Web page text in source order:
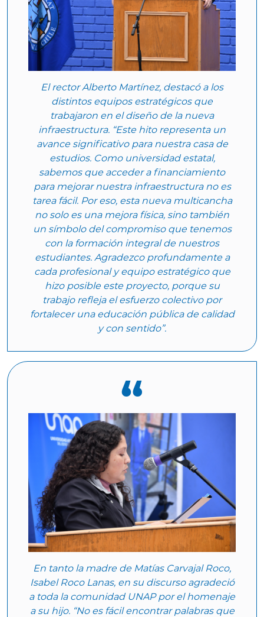
El rector Alberto Martínez, destacó a los
distintos equipos estratégicos que
trabajaron en el diseño de la nueva
infraestructura. “Este hito representa un
avance significativo para nuestra casa de
estudios. Como universidad estatal,
sabemos que acceder a financiamiento
para mejorar nuestra infraestructura no es
tarea fácil. Por eso, esta nueva multicancha
no solo es una mejora física, sino también
un símbolo del compromiso que tenemos
con la formación integral de nuestros
estudiantes. Agradezco profundamente a
cada profesional y equipo estratégico que
hizo posible este proyecto, porque su
trabajo refleja el esfuerzo colectivo por
fortalecer una educación pública de calidad
y con sentido”.
En tanto la madre de Matías Carvajal Roco,
Isabel Roco Lanas, en su discurso agradeció
a toda la comunidad UNAP por el homenaje
a su hijo. “No es fácil encontrar palabras que